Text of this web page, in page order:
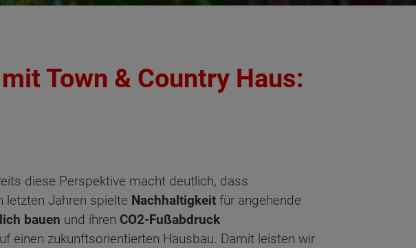
Town & Country Haus:
diese Perspektive macht deutlich, dass
letzten Jahren spielte Nachhaltigkeit für angehende
bauen und ihren CO2-Fußabdruck
einen zukunftsorientierten Hausbau. Damit leisten wir